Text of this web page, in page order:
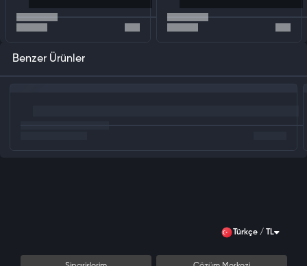
Hızlı Teslimat:
Elmaslar, ödeme işlemi tamamlandıktan sonra hemen
altındadır.
alabilirsiniz.
Benzer Ürünler
Türkçe / TL